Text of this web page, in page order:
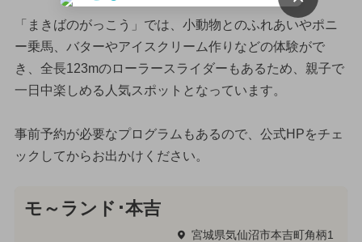
「まきばのがっこう」では、小動物とのふれあいやポニ
ー乗馬、バターやアイスクリーム作りなどの体験がで
き、全長123mのローラースライダーもあるため、親子で
一日中楽しめる人気スポットとなっています。
事前予約が必要なプログラムもあるので、公式HPをチェ
ックしてからお出かけください。
モ～ランド･本吉
宮城県気仙沼市本吉町角柄1